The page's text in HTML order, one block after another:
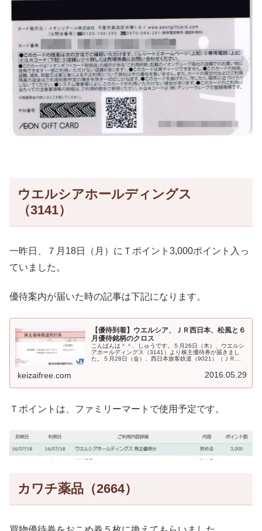
ウエルシアホールディングス
（3141）
一昨日、７月18日（月）にＴポイント3,000ポイント入っ
ていました。
優待案内が届いた時の記事は下記になります。
【優待到着】ウエルシア、ＪＲ西日本、松風と６
月優待銘柄のクロス
こんばんは＾＾、しゅうです。５月26日（木）、ウエルシ
アホールディングス（3141）より株主優待券が届きまし
た。５月28日（金）、西日本旅客鉄道（9021）（ＪＲ西
keizaifree.com 2016.05.29
Ｔポイントは、ファミリーマートで使用予定です。
カワチ薬品（2664）